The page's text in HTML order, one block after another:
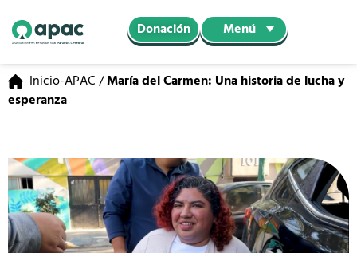
Donación Menú
Inicio-APAC/María del Carmen: Una historia de lucha y
esperanza